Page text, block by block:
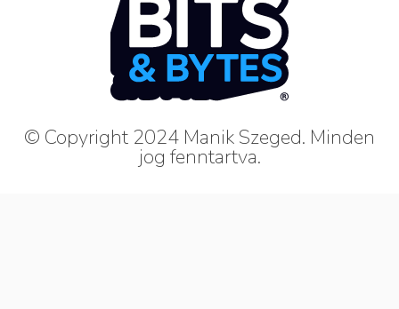
© Copyright 2024 Manik Szeged. Minden
jog fenntartva.